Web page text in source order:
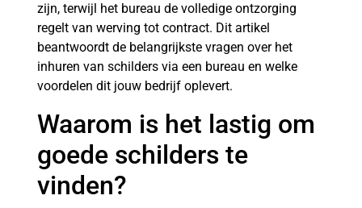
zijn, terwijl het bureau de volledige ontzorging
regelt van werving tot contract. Dit artikel
beantwoordt de belangrijkste vragen over het
inhuren van schilders via een bureau en welke
voordelen dit jouw bedrijf oplevert.
Waarom is het lastig om
goede schilders te
vinden?